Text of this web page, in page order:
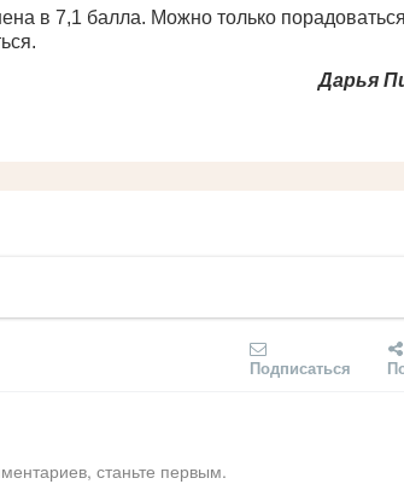
в 7,1 балла. Можно только
Дарья
Подписаться
станьте первым.